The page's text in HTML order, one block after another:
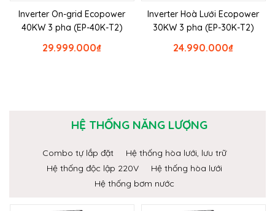
Inverter On-grid Ecopower
40KW 3 pha (EP-40K-T2)
₫
29.999.000
Inverter Hoà Lưới Ecopower
30KW 3 pha (EP-30K-T2)
₫
24.990.000
HỆ THỐNG NĂNG LƯỢNG
Combo tự lắp đặt
Hệ thống hòa lưới, lưu trữ
Hệ thống độc lập 220V
Hệ thống hòa lưới
Hệ thống bơm nước